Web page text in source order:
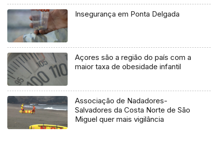
Insegurança em Ponta Delgada
Açores são a região do país com a
maior taxa de obesidade infantil
Associação de Nadadores-
Salvadores da Costa Norte de São
Miguel quer mais vigilância